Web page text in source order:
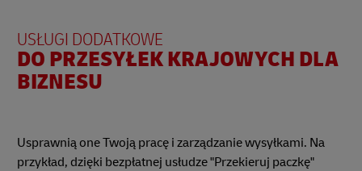
USŁUGI DODATKOWE
DO PRZESYŁEK KRAJOWYCH DLA
BIZNESU
Usprawnią one Twoją pracę i zarządzanie wysyłkami. Na
przykład, dzięki bezpłatnej usłudze "Przekieruj paczkę"